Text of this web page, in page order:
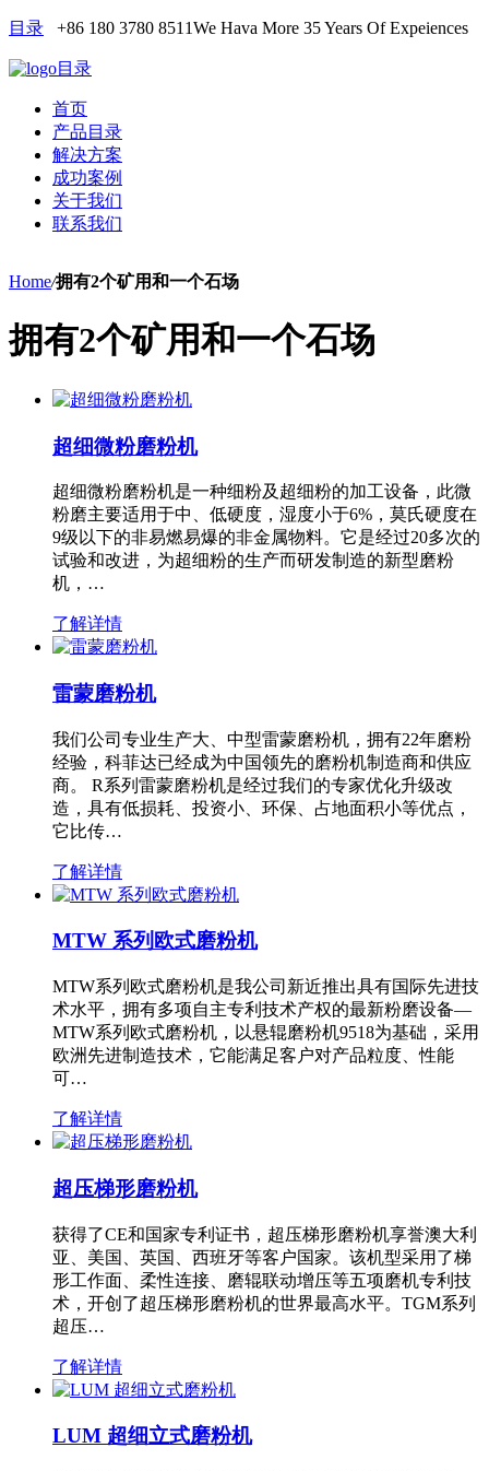
目录 +86 180 3780 8511We Hava More 35 Years Of Expeiences
目录
首页
产品目录
解决方案
成功案例
关于我们
联系我们
Home/拥有2个矿用和一个石场
拥有2个矿用和一个石场
超细微粉磨粉机
超细微粉磨粉机是一种细粉及超细粉的加工设备，此微
粉磨主要适用于中、低硬度，湿度小于6%，莫氏硬度在
9级以下的非易燃易爆的非金属物料。它是经过20多次的
试验和改进，为超细粉的生产而研发制造的新型磨粉
机，…
了解详情
雷蒙磨粉机
我们公司专业生产大、中型雷蒙磨粉机，拥有22年磨粉
经验，科菲达已经成为中国领先的磨粉机制造商和供应
商。 R系列雷蒙磨粉机是经过我们的专家优化升级改
造，具有低损耗、投资小、环保、占地面积小等优点，
它比传…
了解详情
MTW 系列欧式磨粉机
MTW系列欧式磨粉机是我公司新近推出具有国际先进技
术水平，拥有多项自主专利技术产权的最新粉磨设备—
MTW系列欧式磨粉机，以悬辊磨粉机9518为基础，采用
欧洲先进制造技术，它能满足客户对产品粒度、性能
可…
了解详情
超压梯形磨粉机
获得了CE和国家专利证书，超压梯形磨粉机享誉澳大利
亚、美国、英国、西班牙等客户国家。该机型采用了梯
形工作面、柔性连接、磨辊联动增压等五项磨机专利技
术，开创了超压梯形磨粉机的世界最高水平。TGM系列
超压…
了解详情
LUM 超细立式磨粉机